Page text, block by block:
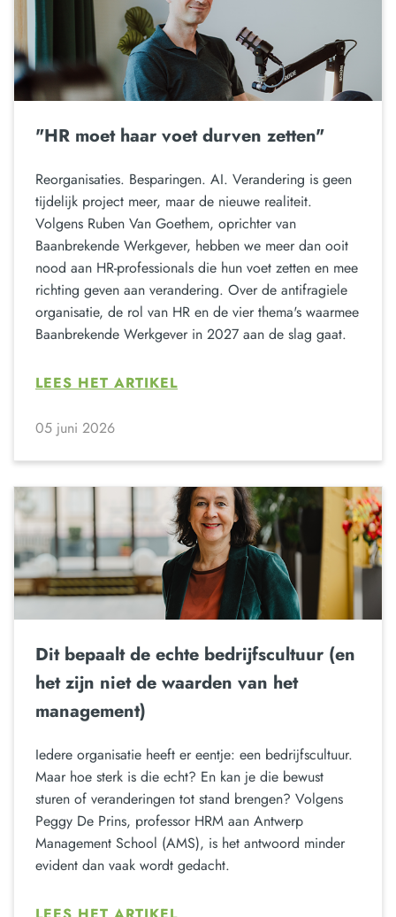
"HR moet haar voet durven zetten"
Reorganisaties. Besparingen. AI. Verandering is geen
tijdelijk project meer, maar de nieuwe realiteit.
Volgens Ruben Van Goethem, oprichter van
Baanbrekende Werkgever, hebben we meer dan ooit
nood aan HR-professionals die hun voet zetten en mee
richting geven aan verandering. Over de antifragiele
organisatie, de rol van HR en de vier thema's waarmee
Baanbrekende Werkgever in 2027 aan de slag gaat.
LEES HET ARTIKEL
05 juni 2026
Dit bepaalt de echte bedrijfscultuur (en
het zijn niet de waarden van het
management)
Iedere organisatie heeft er eentje: een bedrijfscultuur.
Maar hoe sterk is die echt? En kan je die bewust
sturen of veranderingen tot stand brengen? Volgens
Peggy De Prins, professor HRM aan Antwerp
Management School (AMS), is het antwoord minder
evident dan vaak wordt gedacht.